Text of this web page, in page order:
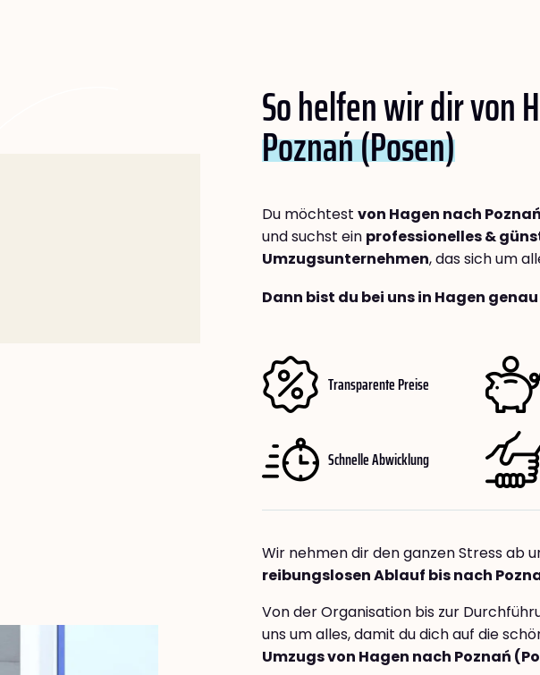
So helfen wir dir von
Poznań (Posen)
Du möchtest von Hagen nach
und suchst ein professionelles &
Umzugsunternehmen, das sich um
Dann bist du bei uns in Hagen
Transparente Preise
Schnelle Abwicklung
Wir nehmen dir den ganzen Stress ab
reibungslosen Ablauf bis nach
Von der Organisation bis zur
uns um alles, damit du dich auf die
Umzugs von Hagen nach Poznań